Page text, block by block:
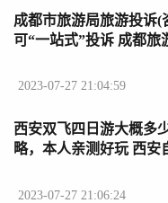
成都市旅游局旅游投诉
可“一站式”投诉 成都旅
2023-07-27 21:04:59
西安双飞四日游大概多
略，本人亲测好玩 西安
2023-07-27 21:06:24